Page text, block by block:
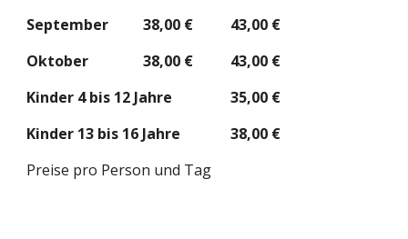
September
38,00 €
43,00 €
Oktober
38,00 € 43,00 €
Kinder 4 bis 12 Jahre
35,00 €
Kinder 13 bis 16 Jahre
38,00 €
Preise pro Person und Tag